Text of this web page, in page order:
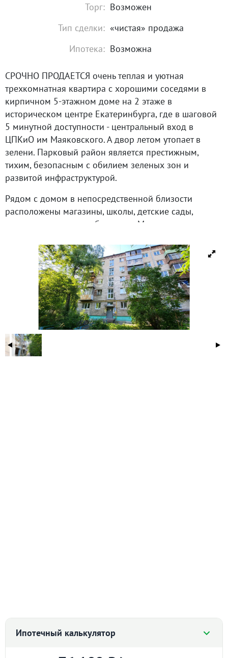
Торг: Возможен
Тип сделки: «чистая» продажа
Ипотека: Возможна
СРОЧНО ПРОДАЕТСЯ очень теплая и уютная
трехкомнатная квартира с хорошими соседями в
кирпичном 5-этажном доме нa 2 этаже в
историческом центре Екатеринбурга, где в шаговой
5 минутной доступности - центральный вход в
ЦПКиО им Маяковского. А двор летом утопает в
зелени. Парковый район является престижным,
тихим, безопасным с обилием зеленых зон и
развитой инфраструктурой.
Рядом с домом в непосредственной близости
расположены магазины, школы, детские сады,
аптеки, поликлиника, больница, Мегамаркет,
транспортная доступность: конечная трамваев,
автобусов, маршрутные такси с прямыми
маршрутами в разные районы города и
электричкаКвартира готова к проживанию. В ней
установлена сигнализация ВОХР, выполнен
косметический ремонт, остаются мебель и техника.
Для автовладельцев важным преимуществом станет
наличие во дворе свободных парковочных мест в
любое время суток. Один взрослый собственник! Нет
Ипотечный калькулятор